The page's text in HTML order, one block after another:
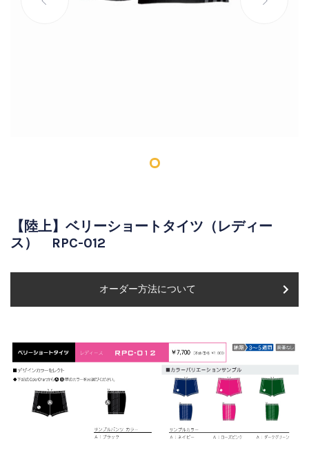
【陸上】ベリーショートタイツ（レディー
ス） RPC-012
オーダー方法について